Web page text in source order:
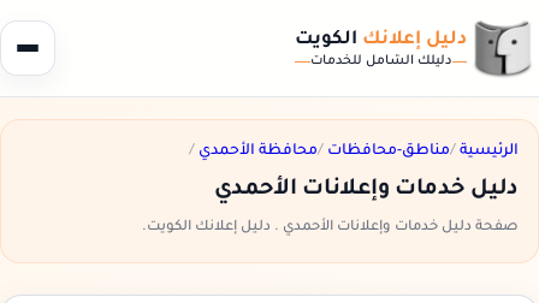
دليل إعلانك الكويت
دليلك الشامل للخدمات
الرئيسية /مناطق-محافظات /محافظة الأحمدي /
دليل خدمات وإعلانات الأحمدي
صفحة دليل خدمات وإعلانات الأحمدي . دليل إعلانك الكويت.